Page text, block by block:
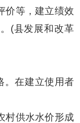
价等，建立绩效
(县发展和改革
在建立使用者
村供水水价形成